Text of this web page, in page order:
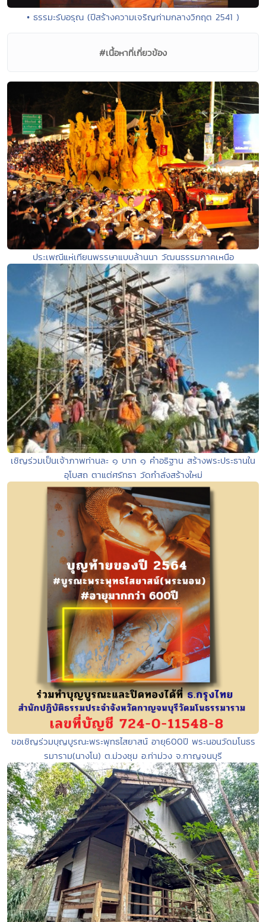
• ธรรมะรับอรุณ (ปีสร้างความเจริญท่ามกลางวิกฤต 2541 )
#เนื้อหาที่เกี่ยวข้อง
ประเพณีแห่เทียนพรรษาแบบล้านนา วัฒนธรรมภาคเหนือ
เชิญร่วมเป็นเจ้าภาพท่านละ ๑ บาท ๑ คำอธิฐาน สร้างพระประธานใน
อุโบสถ ตาแต่ศรัทธา วัดกำลังสร้างใหม่
ขอเชิญร่วมบุญบูรณะพระพุทธไสยาสน์ อายุ600ปี พระนอนวัดมโนธร
รมาราม(นางโน) ต.ม่วงชุม อ.ท่าม่วง จ.กาญจนบุรี